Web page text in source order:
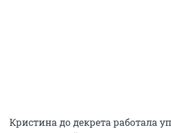
Кристина до декрета работала